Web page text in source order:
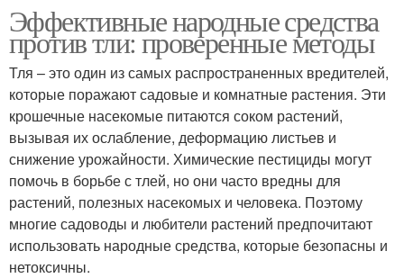
Эффективные народные средства
против тли: проверенные методы
Тля – это один из самых распространенных вредителей,
которые поражают садовые и комнатные растения. Эти
крошечные насекомые питаются соком растений,
вызывая их ослабление, деформацию листьев и
снижение урожайности. Химические пестициды могут
помочь в борьбе с тлей, но они часто вредны для
растений, полезных насекомых и человека. Поэтому
многие садоводы и любители растений предпочитают
использовать народные средства, которые безопасны и
нетоксичны.